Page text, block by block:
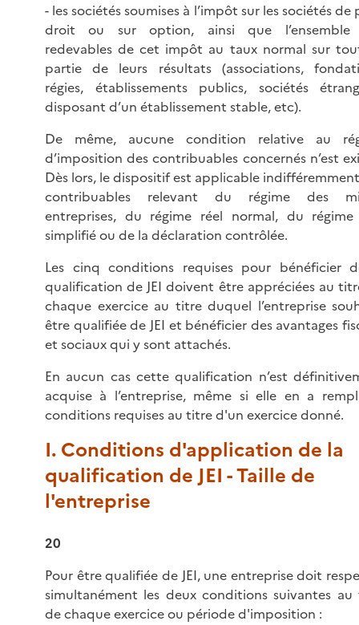
- les sociétés soumises à l’impôt sur les sociétés de
droit ou sur option, ainsi que l’ensemble
redevables de cet impôt au taux normal sur
partie de leurs résultats (associations,
régies, établissements publics, sociétés
disposant d’un établissement stable, etc).
De même, aucune condition relative au
d’imposition des contribuables concernés n’est
Dès lors, le dispositif est applicable
contribuables relevant du régime des
entreprises, du régime réel normal, du régime
simplifié ou de la déclaration contrôlée.
Les cinq conditions requises pour bénéficier
qualification de JEI doivent être appréciées au
chaque exercice au titre duquel l’entreprise
être qualifiée de JEI et bénéficier des avantages
et sociaux qui y sont attachés.
En aucun cas cette qualification n’est
acquise à l’entreprise, même si elle en a
conditions requises au titre d'un exercice donné.
I. Conditions d'application de la
qualification de JEI - Taille de
l'entreprise
20
Pour être qualifiée de JEI, une entreprise doit
simultanément les deux conditions suivantes
de chaque exercice ou période d'imposition :